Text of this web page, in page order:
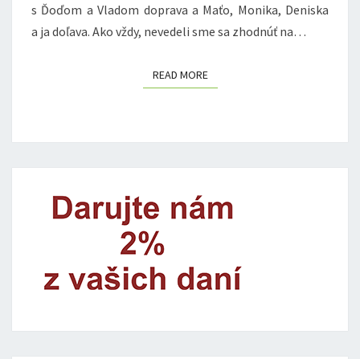
s Ďoďom a Vladom doprava a Maťo, Monika, Deniska
a ja doľava. Ako vždy, nevedeli sme sa zhodnúť na…
READ MOREREAD MORE